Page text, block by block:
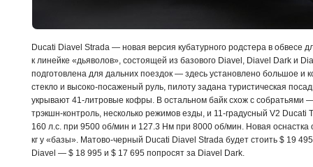
Ducati Diavel Strada — новая версия кубатурного родстера в обвесе
к линейке «дьяволов», состоящей из базового Diavel, Diavel Dark и
подготовлена для дальних поездок — здесь установлено большое и
стекло и высоко-посаженый руль, пилоту задана туристическая
укрывают 41-литровые кофры. В остальном байк схож с собратьями
трэкшн-контроль , несколько режимов езды, и 11-градусный V2 Ducati
160 л.с. при 9500 об/мин и 127.3 Нм при 8000 об/мин. Новая оснастка
кг у «базы». Матово-черный Ducati Diavel Strada будет стоить $ 19
Diavel — $ 18 995 и $ 17 695 попросят за Diavel Dark.